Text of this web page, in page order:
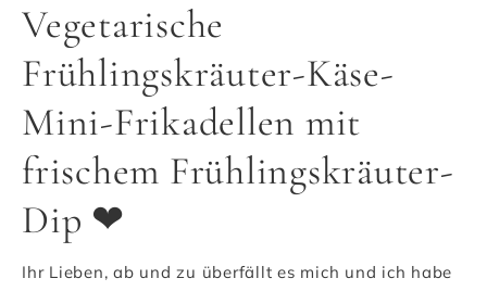
Vegetarische
Frühlingskräuter-Käse-
Mini-Frikadellen mit
frischem Frühlingskräuter-
Dip ❤
Ihr Lieben, ab und zu überfällt es mich und ich habe